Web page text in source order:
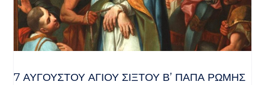
7 ΑΥΓΟΥΣΤΟΥ ΑΓΙΟΥ ΣΙΞΤΟΥ Β’ ΠΑΠΑ ΡΩΜΗΣ